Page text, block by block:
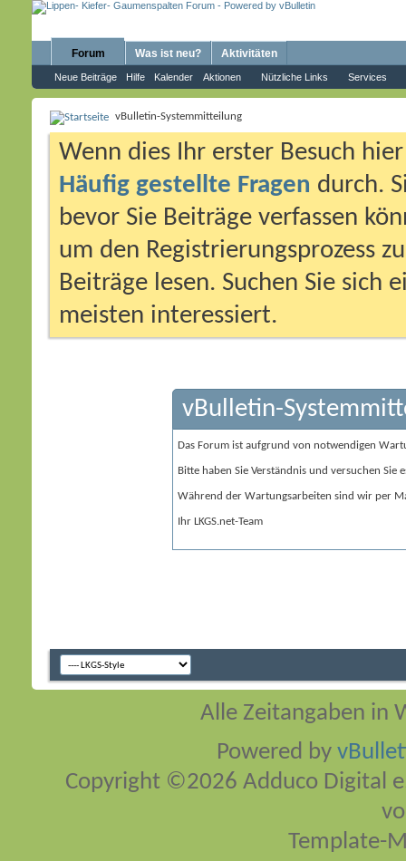
Forum
Neue Beiträge Hilfe Kalender Aktionen Nützliche Links Services
Was ist neu? Aktivitäten
vBulletin-Systemmitteilung
Wenn dies Ihr erster Besuch
Häufig gestellte Fragen durch.
bevor Sie Beiträge verfassen
um den Registrierungsprozess
Beiträge lesen. Suchen Sie sich
meisten interessiert.
vBulletin-
Das Forum ist aufgrund von notwendigen
Bitte haben Sie Verständnis und versuchen Sie
Während der Wartungsarbeiten sind wir per
Ihr LKGS.net-Team
Alle Zeitangaben in
Powered by
Copyright ©2026 Adduco Digital
Template-